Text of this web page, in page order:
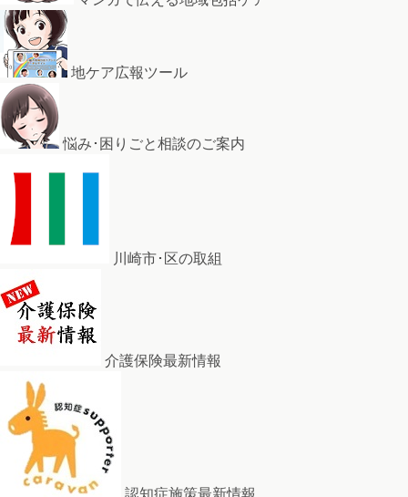
地ケア広報ツール
悩み･困りごと相談のご案内
川崎市･区の取組
介護保険最新情報